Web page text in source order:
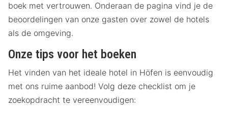
boek met vertrouwen. Onderaan de pagina vind je de
beoordelingen van onze gasten over zowel de hotels
als de omgeving.
Onze tips voor het boeken
Het vinden van het ideale hotel in Höfen is eenvoudig
met ons ruime aanbod! Volg deze checklist om je
zoekopdracht te vereenvoudigen: